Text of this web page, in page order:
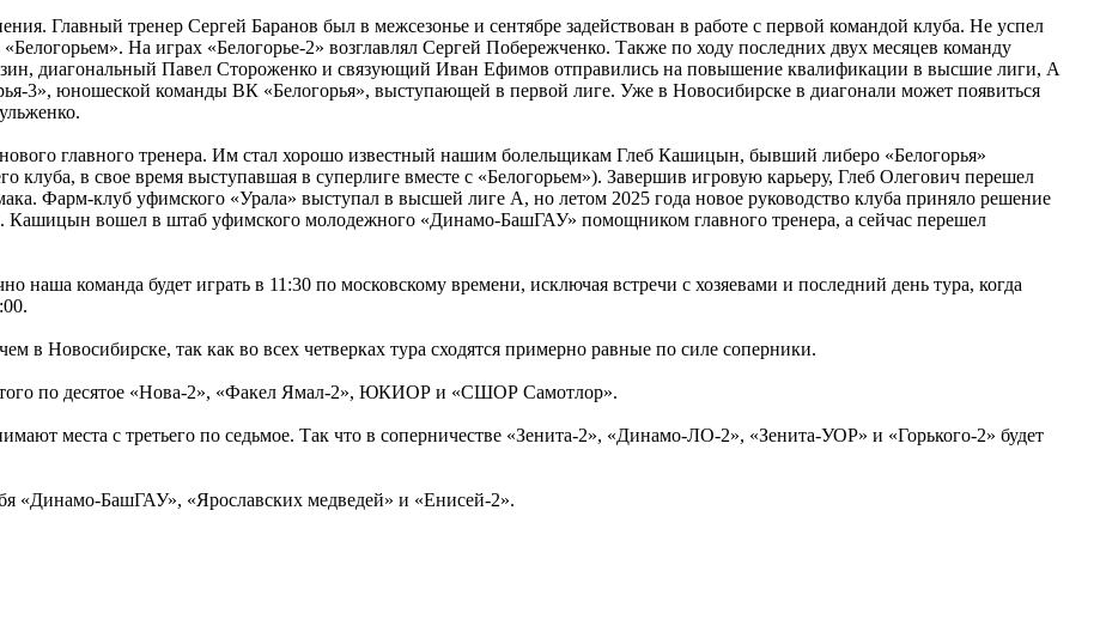
Главный тренер Сергей Баранов был в межсезонье и сентябре задействован в работе с первой командой клуба. Не успел
На играх «Белогорье-2» возглавлял Сергей Побережченко. Также по ходу последних двух месяцев команду
диагональный Павел Стороженко и связующий Иван Ефимов отправились на повышение квалификации в высшие лиги, А
3», юношеской команды ВК «Белогорья», выступающей в первой лиге. Уже в Новосибирске в диагонали может появиться
главного тренера. Им стал хорошо известный нашим болельщикам Глеб Кашицын, бывший либеро «Белогорья»
клуба, в свое время выступавшая в суперлиге вместе с «Белогорьем»). Завершив игровую карьеру, Глеб Олегович перешел
Фарм-клуб уфимского «Урала» выступал в высшей лиге А, но летом 2025 года новое руководство клуба приняло решение
Кашицын вошел в штаб уфимского молодежного «Динамо-БашГАУ» помощником главного тренера, а сейчас перешел
наша команда будет играть в 11:30 по московскому времени, исключая встречи с хозяевами и последний день тура, когда
в Новосибирске, так как во всех четверках тура сходятся примерно равные по силе соперники.
по десятое «Нова-2», «Факел Ямал-2», ЮКИОР и «СШОР Самотлор».
места с третьего по седьмое. Так что в соперничестве «Зенита-2», «Динамо-ЛО-2», «Зенита-УОР» и «Горького-2» будет
«Динамо-БашГАУ», «Ярославских медведей» и «Енисей-2».